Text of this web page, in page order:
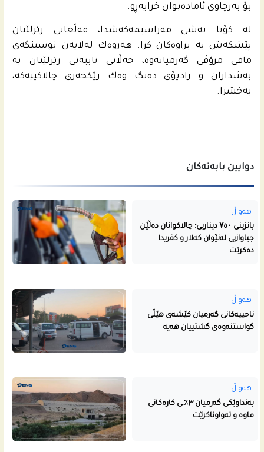
بۆ به‌رچاوى ئاماده‌بوان خرایه‌ڕو.
له‌ كۆتا به‌شى مه‌راسیمه‌كه‌شدا، قه‌ڵغانی رێزلێنان
پێشكه‌ش به‌ براوه‌كان كرا. هه‌روه‌ك له‌لایه‌ن نوسینگه‌ى
مافی مرۆڤی گه‌رمیانه‌وه‌، خه‌ڵاتى تایبه‌تى رێزلێنان به‌
به‌شداران و رادیۆی ده‌نگ وه‌ك رێكخه‌رى چالاكییه‌كه‌،
به‌خشرا.
دوایین بابەتەکان
هەواڵ
بانزینی ۷٥۰ دیناریی؛ چالاکوانان دەڵێن
جیاوازیی لەنێوان کەلار و کفریدا
دەکرێت
هەواڵ
ناحییه‌كانى گه‌رمیان كێشه‌ى هێڵى
گواستنه‌وه‌ى گشتییان هه‌یه‌
هەواڵ
بەنداوێکی گەرمیان ٣٪ـی کارەکانی
ماوە و تەواوناکرێت